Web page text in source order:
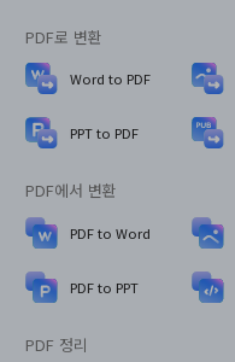
PDF로 변환
Word to PDF
PPT to PDF
PDF에서 변환
PDF to Word
PDF to PPT
PDF 정리